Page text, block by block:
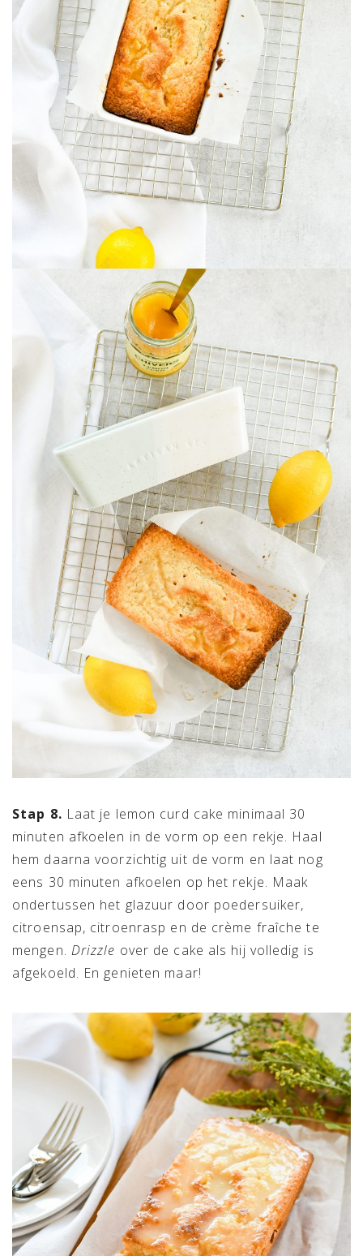
Stap 8. Laat je lemon curd cake minimaal 30
minuten afkoelen in de vorm op een rekje. Haal
hem daarna voorzichtig uit de vorm en laat nog
eens 30 minuten afkoelen op het rekje. Maak
ondertussen het glazuur door poedersuiker,
citroensap, citroenrasp en de crème fraîche te
mengen. Drizzle over de cake als hij volledig is
afgekoeld. En genieten maar!